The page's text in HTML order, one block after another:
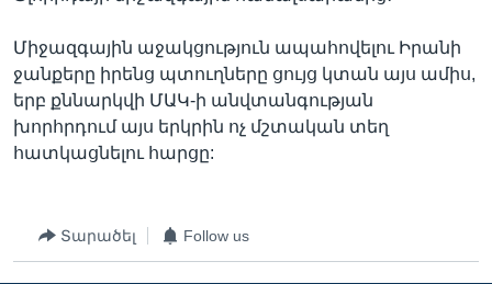
Միջազգային աջակցություն ապահովելու Իրանի
ջանքերը իրենց պտուղները ցույց կտան այս ամիս,
երբ քննարկվի ՄԱԿ-ի անվտանգության
խորհրդում այս երկրին ոչ մշտական տեղ
հատկացնելու հարցը:
Տարածել Follow us